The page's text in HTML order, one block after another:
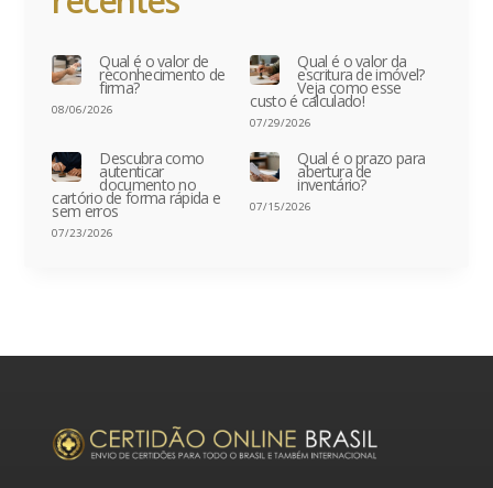
Qual é o valor de
reconhecimento de
firma?
08/06/2026
Qual é o valor da
escritura de imóvel?
Veja como esse
custo é calculado!
07/29/2026
Descubra como
autenticar
documento no
cartório de forma rápida e
sem erros
07/23/2026
Qual é o prazo para
abertura de
inventário?
07/15/2026